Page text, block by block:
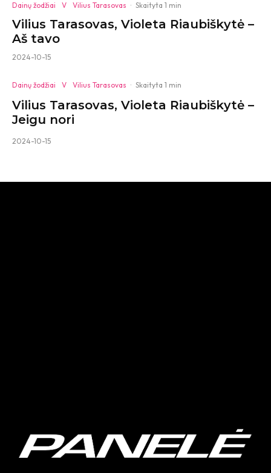
Dainų žodžiai V Vilius Tarasovas · Skaityta 1 min
Vilius Tarasovas, Violeta Riaubiškytė –
Aš tavo
2024-10-15
Dainų žodžiai V Vilius Tarasovas · Skaityta 1 min
Vilius Tarasovas, Violeta Riaubiškytė –
Jeigu nori
2024-10-15